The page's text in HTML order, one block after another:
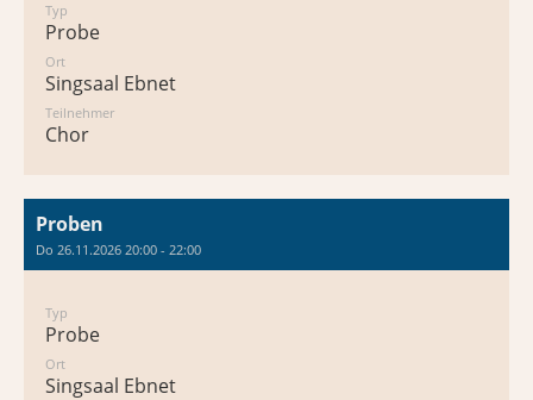
Typ
Probe
Ort
Singsaal Ebnet
Teilnehmer
Chor
Proben
Do 26.11.2026 20:00 - 22:00
Typ
Probe
Ort
Singsaal Ebnet